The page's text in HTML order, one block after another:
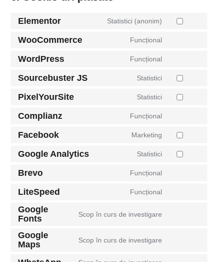
Elementor Statistici (anonim)
WooCommerce Funcțional
WordPress Funcțional
Sourcebuster JS Statistici
PixelYourSite Statistici
Complianz Funcțional
Facebook Marketing
Google Analytics Statistici
Brevo Funcțional
LiteSpeed Funcțional
Google
Fonts
Scop în curs de investigare
Google
Maps
Scop în curs de investigare